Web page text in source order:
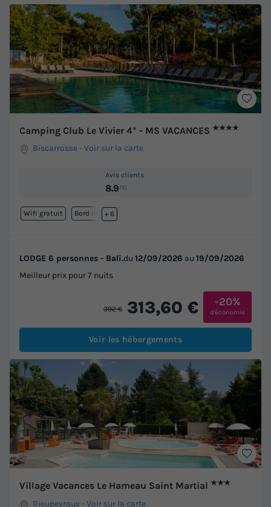
Camping Club Le Vivier 4* - MS VACANCES ★★★★
Biscarrosse -Voir sur la carte
Avis clients
8.9/10
Wifi gratuit Bord de mer
+ 6
LODGE 6 personnes - Bali.du 12/09/2026 au 19/09/2026
Meilleur prix pour 7 nuits
392 € 313,60 € -20%
d'économie
Voir les hébergements
Village Vacances Le Hameau Saint Martial ★★★
Rieupeyroux -Voir sur la carte